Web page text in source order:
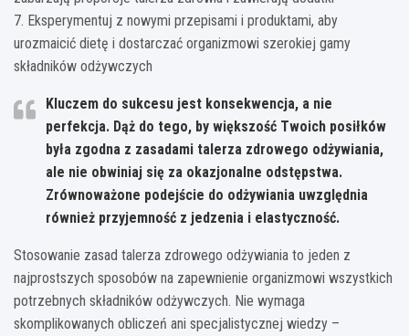
7. Eksperymentuj z nowymi przepisami i produktami, aby
urozmaicić dietę i dostarczać organizmowi szerokiej gamy
składników odżywczych
Kluczem do sukcesu jest konsekwencja, a nie
perfekcja. Dąż do tego, by większość Twoich posiłków
była zgodna z zasadami talerza zdrowego odżywiania,
ale nie obwiniaj się za okazjonalne odstępstwa.
Zrównoważone podejście do odżywiania uwzględnia
również przyjemność z jedzenia i elastyczność.
Stosowanie zasad talerza zdrowego odżywiania to jeden z
najprostszych sposobów na zapewnienie organizmowi wszystkich
potrzebnych składników odżywczych. Nie wymaga
skomplikowanych obliczeń ani specjalistycznej wiedzy –